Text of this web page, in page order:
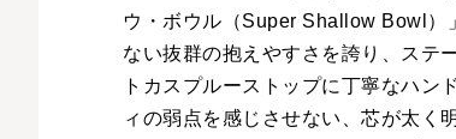
ウ・ボウル（Super Shallow Bowl）
ない抜群の抱えやすさを誇り、ステ
トカスプルーストップに丁寧なハ
ィの弱点を感じさせない、芯が太く